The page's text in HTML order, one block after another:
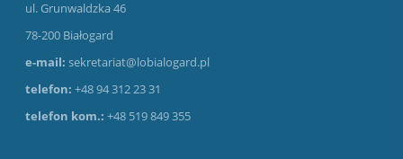
ul. Grunwaldzka 46
78-200 Białogard
e-mail: sekretariat@lobialogard.pl
telefon: +48 94 312 23 31
telefon kom.:+48 519 849 355